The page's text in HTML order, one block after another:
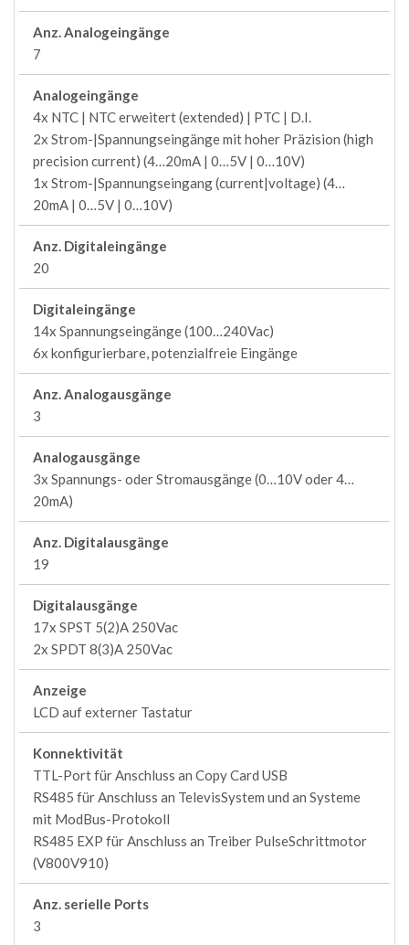
Anz. Analogeingänge
7
Analogeingänge
4x NTC | NTC erweitert (extended) | PTC | D.I.
2x Strom-|Spannungseingänge mit hoher Präzision (high
precision current) (4…20mA | 0…5V | 0…10V)
1x Strom-|Spannungseingang (current|voltage) (4…
20mA | 0…5V | 0…10V)
Anz. Digitaleingänge
20
Digitaleingänge
14x Spannungseingänge (100…240Vac)
6x konfigurierbare, potenzialfreie Eingänge
Anz. Analogausgänge
3
Analogausgänge
3x Spannungs- oder Stromausgänge (0…10V oder 4…
20mA)
Anz. Digitalausgänge
19
Digitalausgänge
17x SPST 5(2)A 250Vac
2x SPDT 8(3)A 250Vac
Anzeige
LCD auf externer Tastatur
Konnektivität
TTL-Port für Anschluss an Copy Card USB
RS485 für Anschluss an TelevisSystem und an Systeme
mit ModBus-Protokoll
RS485 EXP für Anschluss an Treiber PulseSchrittmotor
(V800V910)
Anz. serielle Ports
3